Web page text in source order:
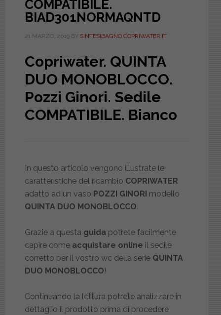
COMPATIBILE.
BIAD301NORMAQNTD
21 MARZO, 2019BY SINTESIBAGNO COPRIWATER.IT
Copriwater. QUINTA
DUO MONOBLOCCO.
Pozzi Ginori. Sedile
COMPATIBILE. Bianco
In questo articolo vengono illustrate le
caratteristiche del ricambio COPRIWATER
adatto ad un vaso POZZI GINORI modello
QUINTA DUO MONOBLOCCO.
Grazie a questa guidapotrete facilmente
capire come acquistare online il sedile
corretto per il vostro wc della serie QUINTA
DUO MONOBLOCCO!
Continuando la lettura potrete analizzare in
dettaglio il prodotto prima di procedere